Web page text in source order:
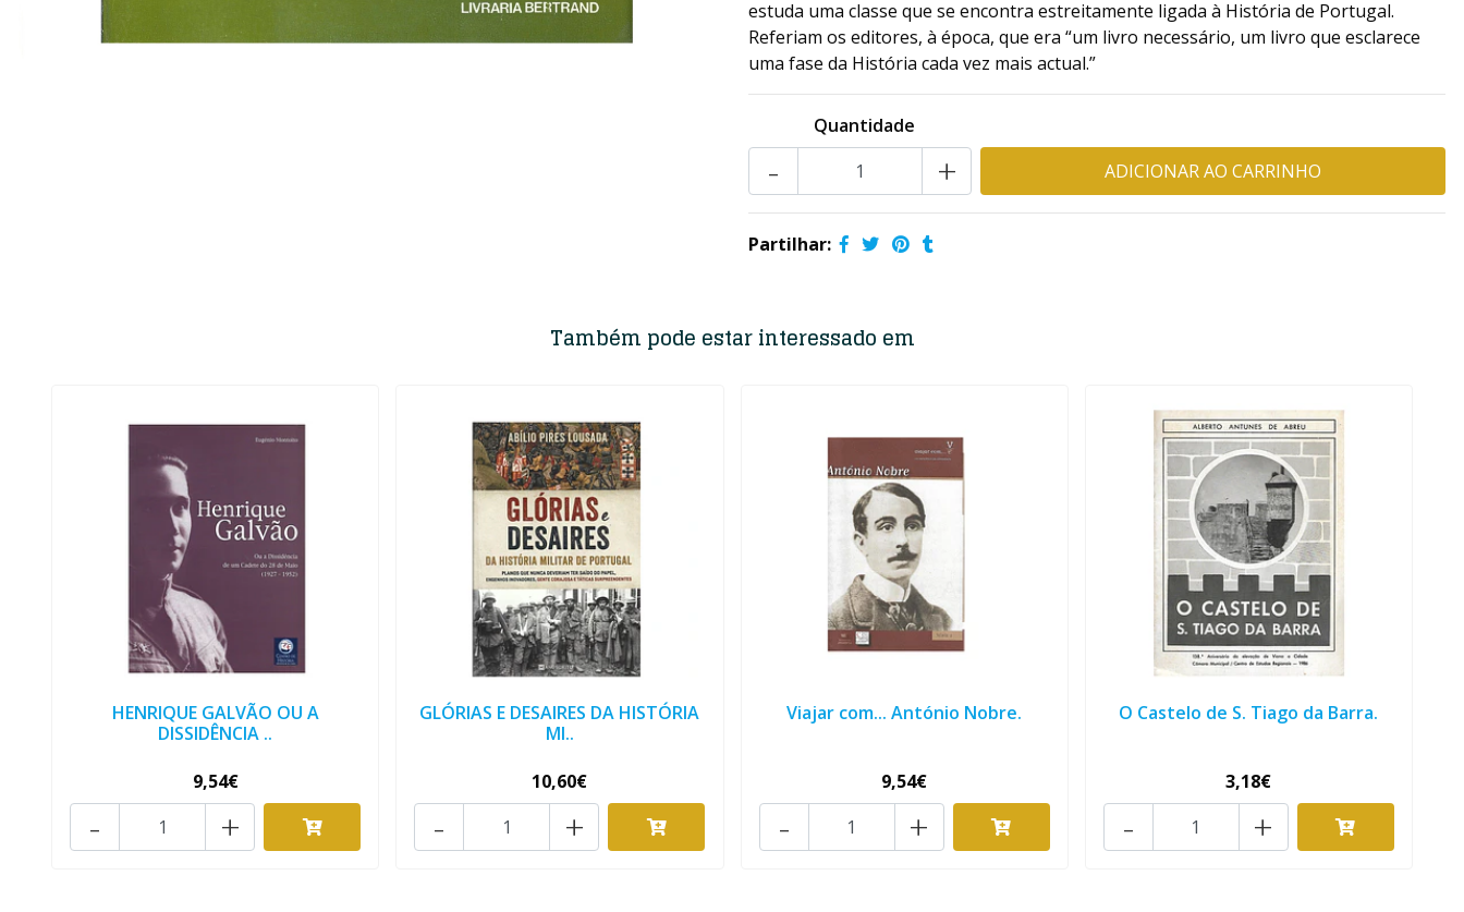
estuda uma classe que se encontra estreitamente ligada à História de Portugal.
Referiam os editores, à época, que era “um livro necessário, um livro que esclarece
uma fase da História cada vez mais actual.”
Quantidade
+
-
Partilhar:
Também pode estar interessado em
HENRIQUE GALVÃO OU A
DISSIDÊNCIA ..
9,54€
+
-
GLÓRIAS E DESAIRES DA HISTÓRIA
MI..
10,60€
+
-
Viajar com... António Nobre.
9,54€
+
-
O Castelo de S. Tiago da Barra.
3,18€
+
-